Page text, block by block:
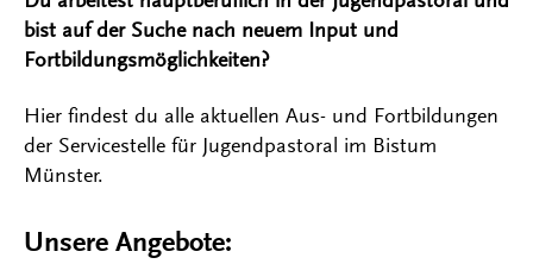
bist auf der Suche nach neuem Input und
Fortbildungsmöglichkeiten?
Hier findest du alle aktuellen Aus- und Fortbildungen
der Servicestelle für Jugendpastoral im Bistum
Münster.
Unsere Angebote: